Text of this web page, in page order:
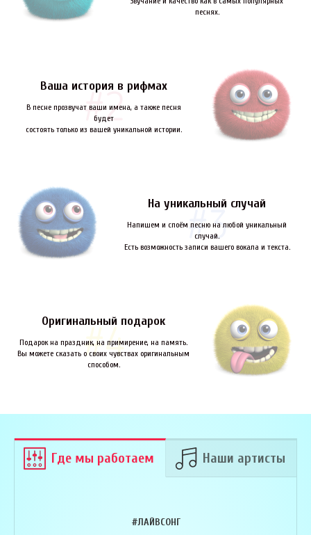
песнях.
Ваша история в рифмах
В песне прозвучат ваши имена, а также песня
будет
состоять только из вашей уникальной истории.
На уникальный случай
Напишем и споём песню на любой уникальный
случай.
Есть возможность записи вашего вокала и текста.
Оригинальный подарок
Подарок на праздник, на примирение, на память.
Вы можете сказать о своих чувствах оригинальным
способом.
Где мы работаем Наши артисты
#ЛАЙВСОНГ
Армен Алавердян